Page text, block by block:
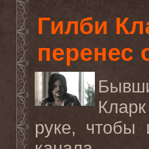
Гилби
перенес
руке, чтобы